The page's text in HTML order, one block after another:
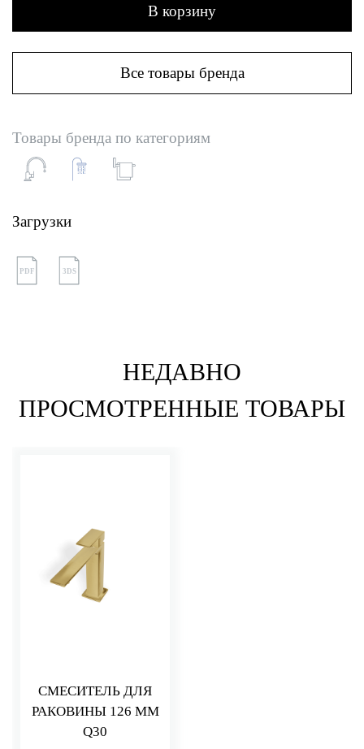
В корзину
Все товары бренда
Товары бренда по категориям
Загрузки
PDF 3DS
НЕДАВНО
ПРОСМОТРЕННЫЕ ТОВАРЫ
СМЕСИТЕЛЬ ДЛЯ
РАКОВИНЫ 126 ММ
Q30